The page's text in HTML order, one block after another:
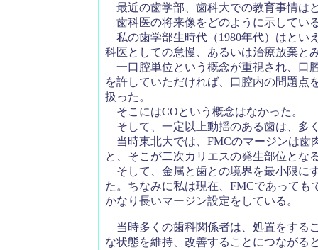
最近の歯学部、歯科大での教育事情は
歯科医の将来像をどのように示してい
私の歯学部生時代（1980年代）はとい
科医としての怠慢、あるいは治療放棄と
一口腔単位という概念が重視され、口
を許していただければ、口腔内の問題点
扱った。
そこにはCOという概念はなかった。
そして、一定以上動揺のある歯は、多
当時東北大では、FMCのマージンは歯
と、そこが二次カリエスの発生部位とな
そして、金属と歯との境界を最小限に
た。ちなみに私は現在、FMCであっても
かなり長いマージン設定をしている。
当時多くの歯科関係者は、処置をする
な状態を維持、改善することにつながる